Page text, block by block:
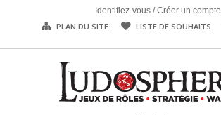
Identifiez-vous /Créer un compte
PLAN DU SITE LISTE DE SOUHAITS